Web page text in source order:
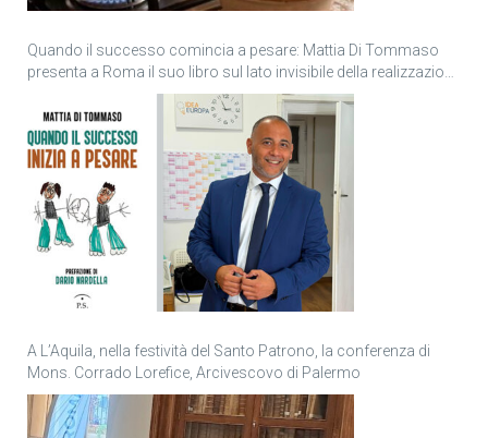
Quando il successo comincia a pesare: Mattia Di Tommaso
presenta a Roma il suo libro sul lato invisibile della realizzazione
A L’Aquila, nella festività del Santo Patrono, la conferenza di
Mons. Corrado Lorefice, Arcivescovo di Palermo